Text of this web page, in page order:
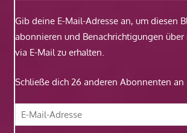
Gib deine E-Mail-Adresse an, um diesen
abonnieren und Benachrichtigungen über
via E-Mail zu erhalten.
Schließe dich 26 anderen Abonnenten an
E-
Mail-